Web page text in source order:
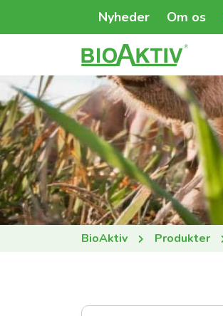
Nyheder Om os
BioAktiv Produkter